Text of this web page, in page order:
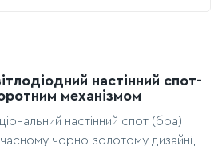
настінний спот-
механізмом
настінний спот (бра)
чорно-золотому дизайні,